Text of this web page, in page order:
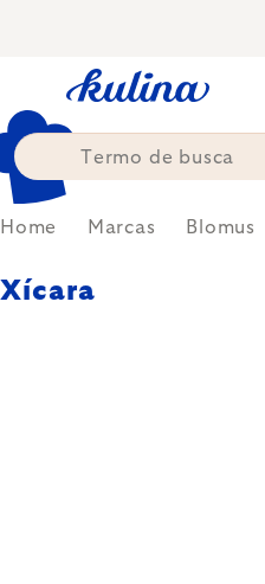
Home Marcas Blomus
Xícara